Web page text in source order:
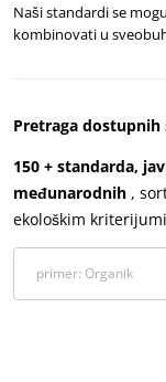
Перу
Europa
Италија
Португалија
Naši standardi se
kombinovati u
Pretraga dostupnih
150 + standarda,
međunarodnih ,
ekološkim